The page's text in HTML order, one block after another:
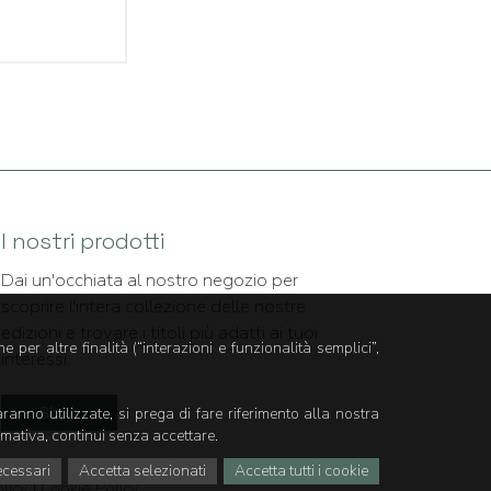
I nostri prodotti
Dai un'occhiata al nostro negozio per
interessi.
Shop
per altre finalità (“interazioni e funzionalità semplici”,
utilizzate, si prega di fare riferimento alla nostra
continui senza accettare.
Accetta selezionati Accetta tutti i cookie